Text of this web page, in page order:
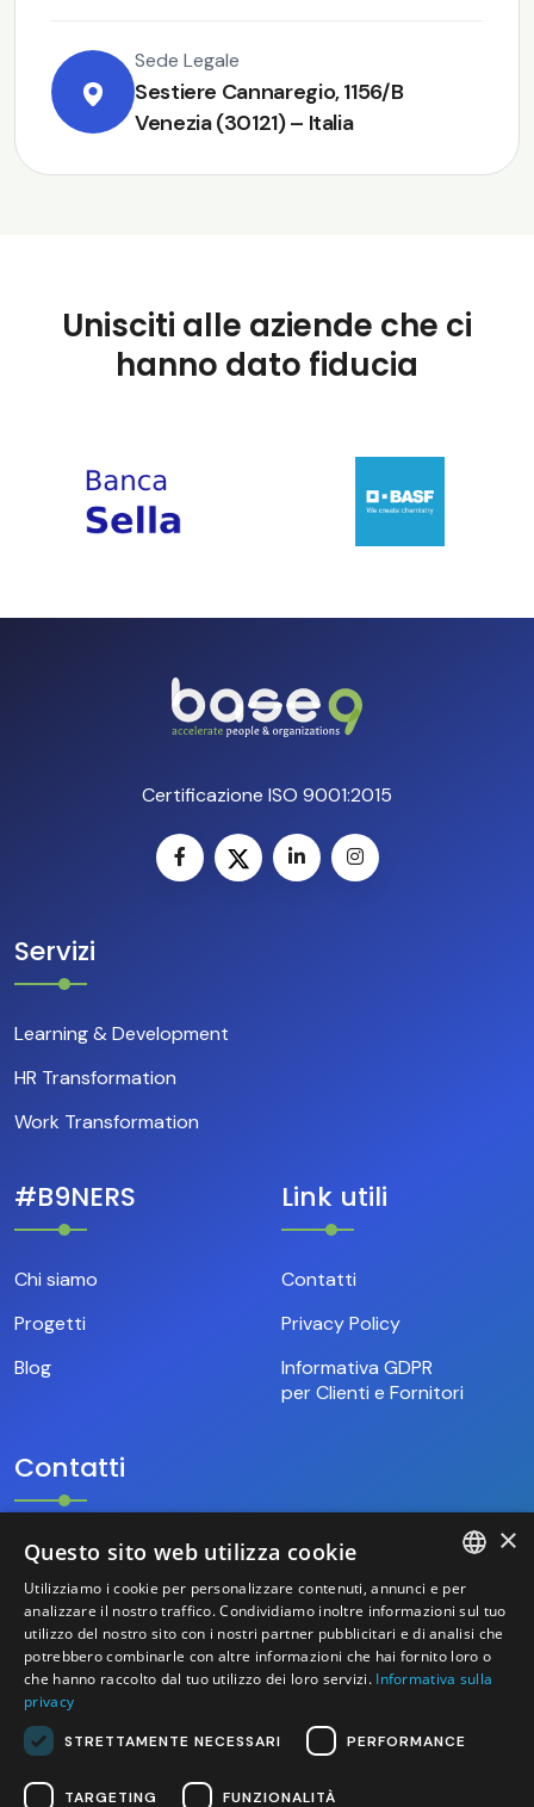
Sede Legale
Sestiere Cannaregio, 1156/B
Venezia (30121) – Italia
Unisciti alle aziende che ci
hanno dato fiducia
Certificazione ISO 9001:2015
Servizi
Learning & Development
HR Transformation
Work Transformation
#B9NERS
Chi siamo
Progetti
Blog
Link utili
Contatti
Privacy Policy
Informativa GDPR
per Clienti e Fornitori
Contatti
+39.346.69.18.009
hello@base9.it
Sede Legale
Sestiere Cannaregio, 1156/B
Venezia (30121) – Italia
ITALIAN
ENGLISH
×
Questo sito web utilizza cookie
Utilizziamo i cookie per personalizzare contenuti, annunci e per
analizzare il nostro traffico. Condividiamo inoltre informazioni sul tuo
utilizzo del nostro sito con i nostri partner pubblicitari e di analisi che
potrebbero combinarle con altre informazioni che hai fornito loro o
che hanno raccolto dal tuo utilizzo dei loro servizi. Informativa sulla
privacy
STRETTAMENTE NECESSARI PERFORMANCE
TARGETING FUNZIONALITÀ